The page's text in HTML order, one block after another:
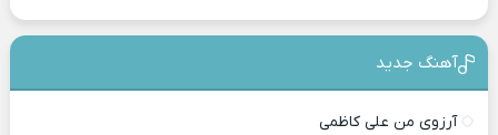
آهنگ جدید
آرزوی من علی کاظمی